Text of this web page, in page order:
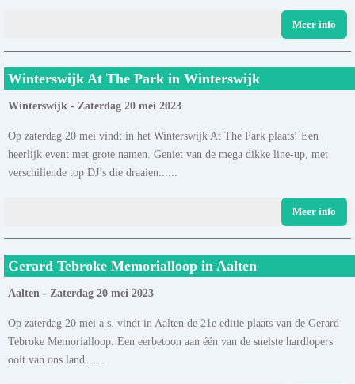
Meer info
Winterswijk At The Park in Winterswijk
Winterswijk - Zaterdag 20 mei 2023
Op zaterdag 20 mei vindt in het Winterswijk At The Park plaats! Een
heerlijk event met grote namen. Geniet van de mega dikke line-up, met
verschillende top DJ’s die draaien......
Meer info
Gerard Tebroke Memorialloop in Aalten
Aalten - Zaterdag 20 mei 2023
Op zaterdag 20 mei a.s. vindt in Aalten de 21e editie plaats van de Gerard
Tebroke Memorialloop. Een eerbetoon aan één van de snelste hardlopers
ooit van ons land.......